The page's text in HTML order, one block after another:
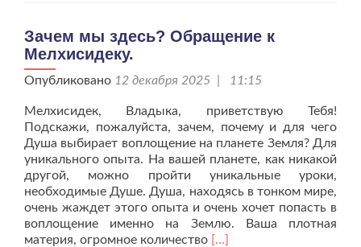
Зачем мы здесь? Обращение к
Мелхисидеку.
Опубликовано 12 декабря 2025 | 11:15
Мелхисидек, Владыка, приветствую Тебя!
Подскажи, пожалуйста, зачем, почему и для чего
Душа выбирает воплощение на планете Земля? Для
уникального опыта. На вашей планете, как никакой
другой, можно пройти уникальные уроки,
необходимые Душе. Душа, находясь в тонком мире,
очень жаждет этого опыта и очень хочет попасть в
воплощение именно на Землю. Ваша плотная
материя, огромное количество Читать
[…]